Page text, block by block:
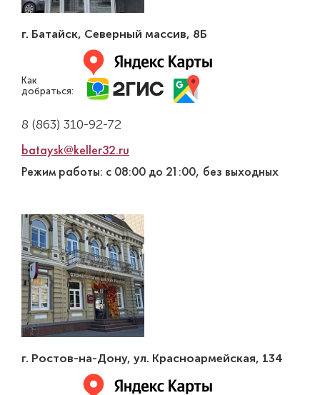
г. Батайск, Северный массив, 8Б
Как
добраться:
8 (863) 310-92-72
bataysk@keller32.ru
Режим работы: с 08:00 до 21:00, без выходных
г. Ростов-на-Дону, ул. Красноармейская, 134